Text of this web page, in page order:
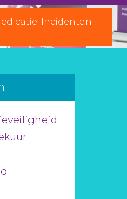
Incidenten